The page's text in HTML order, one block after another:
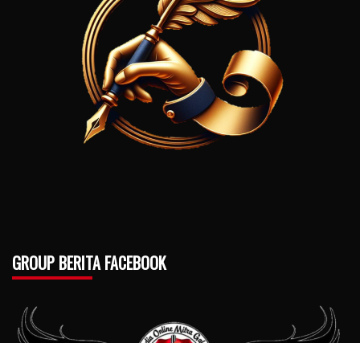
GROUP BERITA FACEBOOK